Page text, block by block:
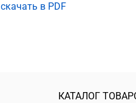
скачать в PDF
КАТАЛОГ